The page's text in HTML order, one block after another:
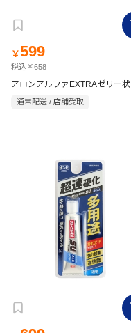
￥599
税込￥658
アロンアルファEXTRAゼリー状
通常配送 / 店舗受取